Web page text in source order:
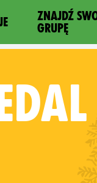
ZNAJDŹ
GRUPĘ